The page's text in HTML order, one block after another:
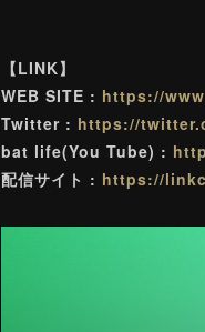
【LINK】
WEB SITE : https://
Twitter : https://
bat life(You Tube) :
配信サイト : https://